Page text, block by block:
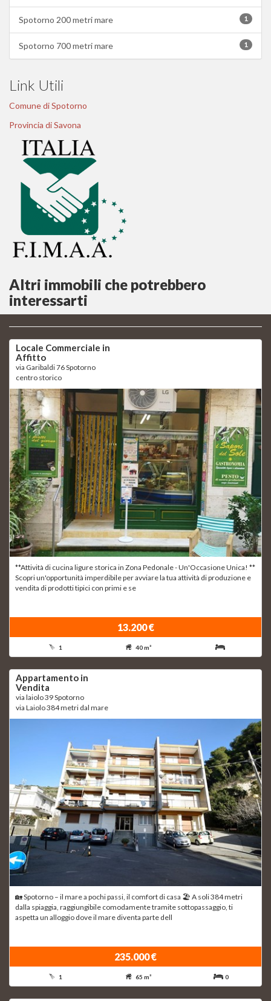
1
Spotorno 200 metri mare
1
Spotorno 700 metri mare
Link Utili
Comune di Spotorno
Provincia di Savona
Altri immobili che potrebbero
interessarti
Locale Commerciale in
Affitto
via Garibaldi 76 Spotorno
centro storico
**Attività di cucina ligure storica in Zona Pedonale - Un'Occasione Unica! **
Scopri un'opportunità imperdibile per avviare la tua attività di produzione e
vendita di prodotti tipici con primi e se
13.200 €
1 40 m²
Appartamento in
Vendita
via laiolo 39 Spotorno
via Laiolo 384 metri dal mare
🏡 Spotorno – il mare a pochi passi, il comfort di casa 🏖 A soli 384 metri
dalla spiaggia, raggiungibile comodamente tramite sottopassaggio, ti
aspetta un alloggio dove il mare diventa parte dell
235.000 €
1 65 m² 0